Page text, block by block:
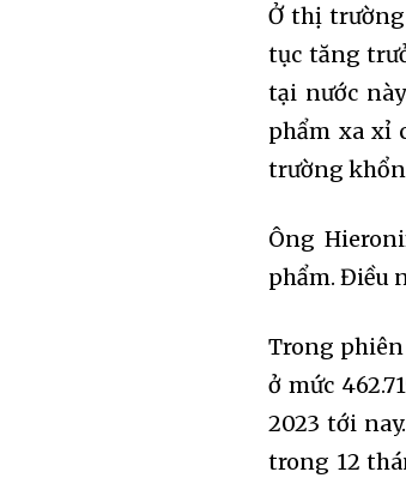
Ở thị trường
tục tăng
tại nước
phẩm xa xỉ
trường
Ông
phẩm. Điều
Trong phiên
ở mức
2023 tới
trong 12